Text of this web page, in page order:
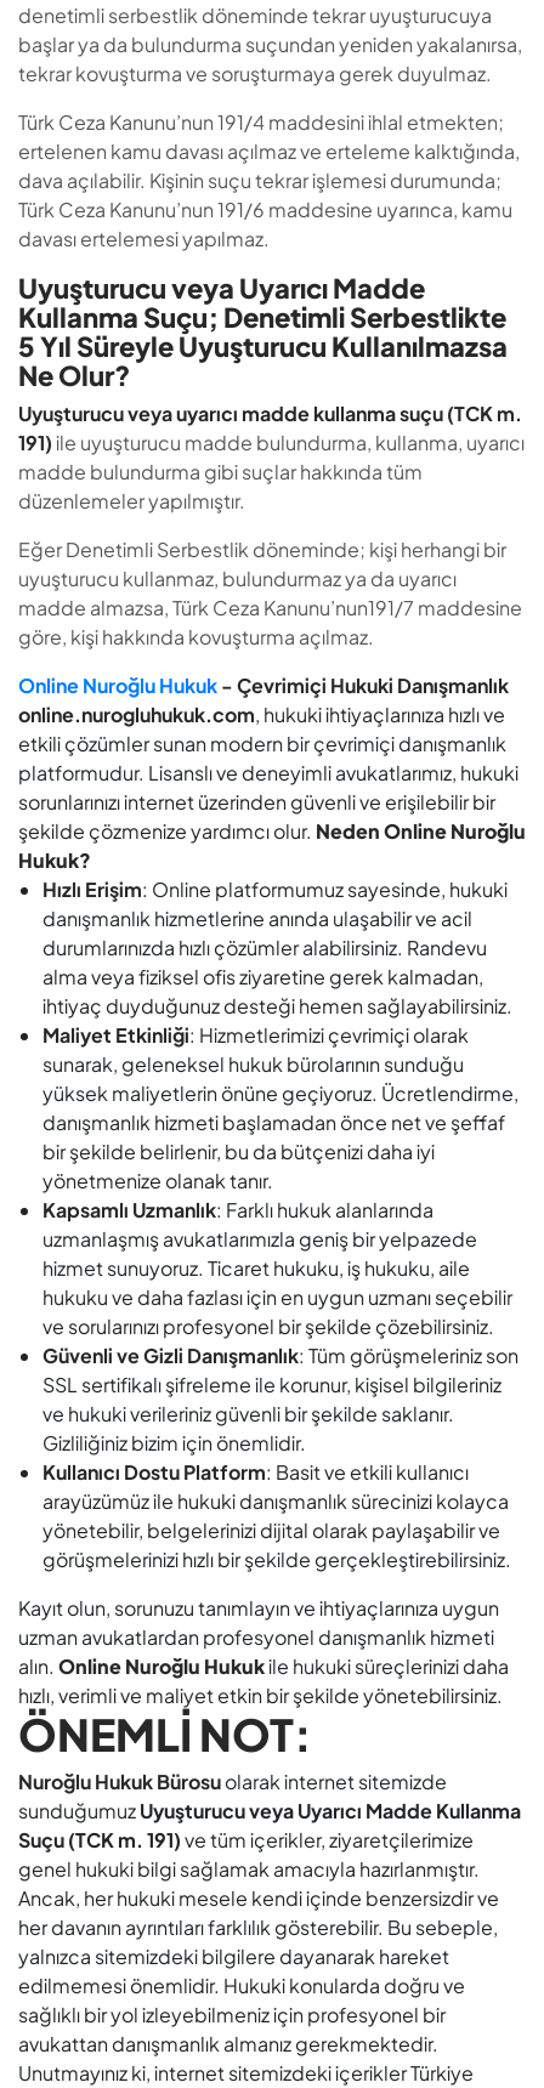
denetimli serbestlik döneminde tekrar uyuşturucuya
başlar ya da bulundurma suçundan yeniden yakalanırsa,
tekrar kovuşturma ve soruşturmaya gerek duyulmaz.
Türk Ceza Kanunu’nun 191/4 maddesini ihlal etmekten;
ertelenen kamu davası açılmaz ve erteleme kalktığında,
dava açılabilir. Kişinin suçu tekrar işlemesi durumunda;
Türk Ceza Kanunu’nun 191/6 maddesine uyarınca, kamu
davası ertelemesi yapılmaz.
Uyuşturucu veya Uyarıcı Madde
Kullanma Suçu; Denetimli Serbestlikte
5 Yıl Süreyle Uyuşturucu Kullanılmazsa
Ne Olur?
Uyuşturucu veya uyarıcı madde kullanma suçu (TCK m.
191)ile uyuşturucu madde bulundurma, kullanma, uyarıcı
madde bulundurma gibi suçlar hakkında tüm
düzenlemeler yapılmıştır.
Eğer Denetimli Serbestlik döneminde; kişi herhangi bir
uyuşturucu kullanmaz, bulundurmaz ya da uyarıcı
madde almazsa, Türk Ceza Kanunu’nun191/7 maddesine
göre, kişi hakkında kovuşturma açılmaz.
Online Nuroğlu Hukuk- Çevrimiçi Hukuki Danışmanlık
online.nurogluhukuk.com, hukuki ihtiyaçlarınıza hızlı ve
etkili çözümler sunan modern bir çevrimiçi danışmanlık
platformudur. Lisanslı ve deneyimli avukatlarımız, hukuki
sorunlarınızı internet üzerinden güvenli ve erişilebilir bir
şekilde çözmenize yardımcı olur. Neden Online Nuroğlu
Hukuk?
Hızlı Erişim: Online platformumuz sayesinde, hukuki
danışmanlık hizmetlerine anında ulaşabilir ve acil
durumlarınızda hızlı çözümler alabilirsiniz. Randevu
alma veya fiziksel ofis ziyaretine gerek kalmadan,
ihtiyaç duyduğunuz desteği hemen sağlayabilirsiniz.
Maliyet Etkinliği: Hizmetlerimizi çevrimiçi olarak
sunarak, geleneksel hukuk bürolarının sunduğu
yüksek maliyetlerin önüne geçiyoruz. Ücretlendirme,
danışmanlık hizmeti başlamadan önce net ve şeffaf
bir şekilde belirlenir, bu da bütçenizi daha iyi
yönetmenize olanak tanır.
Kapsamlı Uzmanlık: Farklı hukuk alanlarında
uzmanlaşmış avukatlarımızla geniş bir yelpazede
hizmet sunuyoruz. Ticaret hukuku, iş hukuku, aile
hukuku ve daha fazlası için en uygun uzmanı seçebilir
ve sorularınızı profesyonel bir şekilde çözebilirsiniz.
Güvenli ve Gizli Danışmanlık: Tüm görüşmeleriniz son
SSL sertifikalı şifreleme ile korunur, kişisel bilgileriniz
ve hukuki verileriniz güvenli bir şekilde saklanır.
Gizliliğiniz bizim için önemlidir.
Kullanıcı Dostu Platform: Basit ve etkili kullanıcı
arayüzümüz ile hukuki danışmanlık sürecinizi kolayca
yönetebilir, belgelerinizi dijital olarak paylaşabilir ve
görüşmelerinizi hızlı bir şekilde gerçekleştirebilirsiniz.
Kayıt olun, sorunuzu tanımlayın ve ihtiyaçlarınıza uygun
uzman avukatlardan profesyonel danışmanlık hizmeti
alın. Online Nuroğlu Hukukile hukuki süreçlerinizi daha
hızlı, verimli ve maliyet etkin bir şekilde yönetebilirsiniz.
ÖNEMLİ NOT:
Nuroğlu Hukuk Bürosuolarak internet sitemizde
sunduğumuzUyuşturucu veya Uyarıcı Madde Kullanma
Suçu (TCK m. 191)ve tüm içerikler, ziyaretçilerimize
genel hukuki bilgi sağlamak amacıyla hazırlanmıştır.
Ancak, her hukuki mesele kendi içinde benzersizdir ve
her davanın ayrıntıları farklılık gösterebilir. Bu sebeple,
yalnızca sitemizdeki bilgilere dayanarak hareket
edilmemesi önemlidir. Hukuki konularda doğru ve
sağlıklı bir yol izleyebilmeniz için profesyonel bir
avukattan danışmanlık almanız gerekmektedir.
Unutmayınız ki, internet sitemizdeki içerikler Türkiye